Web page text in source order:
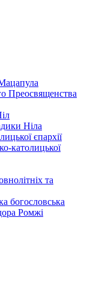
Преосвященства
Ніла
єпархії
католицької
та
богословська
Ромжі